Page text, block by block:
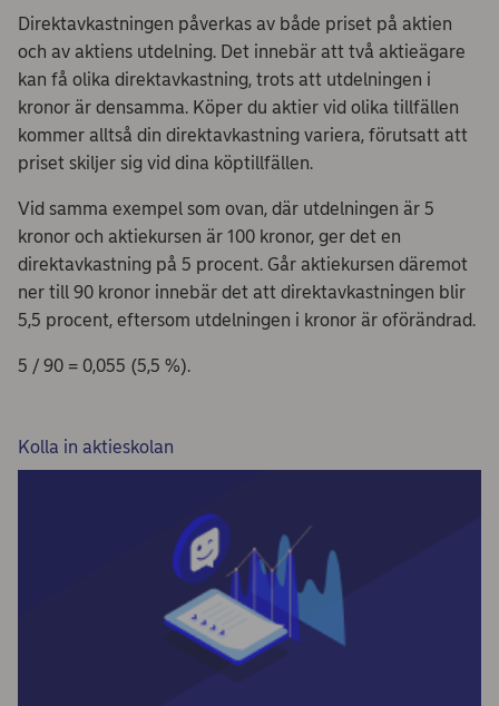
Direktavkastningen påverkas av både priset på aktien
och av aktiens utdelning. Det innebär att två aktieägare
kan få olika direktavkastning, trots att utdelningen i
kronor är densamma. Köper du aktier vid olika tillfällen
kommer alltså din direktavkastning variera, förutsatt att
priset skiljer sig vid dina köptillfällen.
Vid samma exempel som ovan, där utdelningen är 5
kronor och aktiekursen är 100 kronor, ger det en
direktavkastning på 5 procent. Går aktiekursen däremot
ner till 90 kronor innebär det att direktavkastningen blir
5,5 procent, eftersom utdelningen i kronor är oförändrad.
5 / 90 = 0,055 (5,5 %).
Kolla in aktieskolan